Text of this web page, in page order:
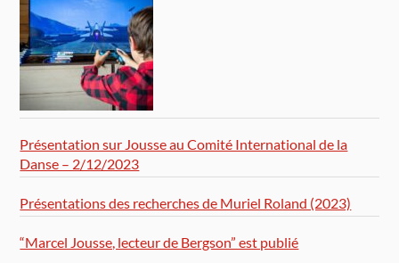
Présentation sur Jousse au Comité International de la
Danse – 2/12/2023
Présentations des recherches de Muriel Roland (2023)
“Marcel Jousse, lecteur de Bergson” est publié